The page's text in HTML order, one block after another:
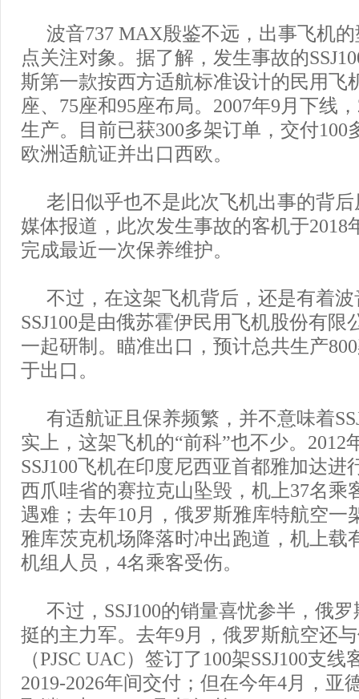
波音737 MAX殷鉴不远，出事飞机
点关注对象。据了解，发生事故的
斯第一款按西方适航标准设计的民用飞
座、75座和95座布局。2007年9月下线
生产。目前已获300多架订单，交付100
欧洲适航证并出口西欧。
老旧似乎也不是此次飞机出事的背
媒体报道，此次发生事故的客机于2018
完成最近一次保养维护。
不过，在这架飞机背后，还是有着
SSJ100是由俄苏霍伊民用飞机股份有限
一起研制。瞄准出口，预计总共生产
于出口。
有适航证且保养频繁，并不意味着
实上，这架飞机的“前科”也不少。2012
SSJ100飞机在印度尼西亚首都雅加达进
西爪哇省的赛拉克山坠毁，机上37名乘
遇难；去年10月，俄罗斯雅库特航空一
雅库茨克机场降落时冲出跑道，机上载
机组人员，4名乘客受伤。
不过，SSJ100的销量喜忧参半，俄
挺的主力军。去年9月，俄罗斯航空还
（PJSC UAC）签订了100架SSJ100支
2019-2026年间交付；但在今年4月，亚